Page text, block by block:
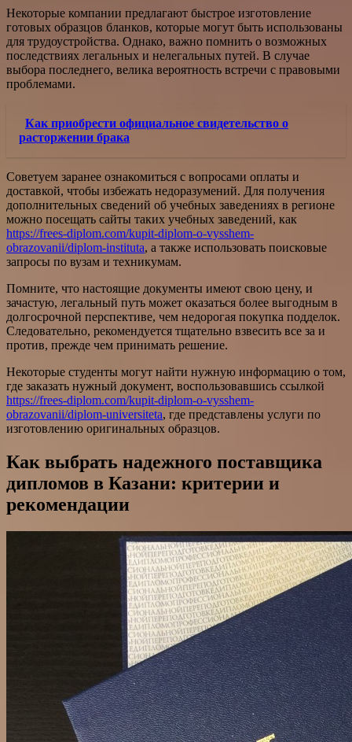
Некоторые компании предлагают быстрое изготовление
готовых образцов бланков, которые могут быть использованы
для трудоустройства. Однако, важно помнить о возможных
последствиях легальных и нелегальных путей. В случае
выбора последнего, велика вероятность встречи с правовыми
проблемами.
Как приобрести официальное свидетельство о
расторжении брака
Советуем заранее ознакомиться с вопросами оплаты и
доставкой, чтобы избежать недоразумений. Для получения
дополнительных сведений об учебных заведениях в регионе
можно посещать сайты таких учебных заведений, как
https://frees-diplom.com/kupit-diplom-o-vysshem-
obrazovanii/diplom-instituta, а также использовать поисковые
запросы по вузам и техникумам.
Помните, что настоящие документы имеют свою цену, и
зачастую, легальный путь может оказаться более выгодным в
долгосрочной перспективе, чем недорогая покупка подделок.
Следовательно, рекомендуется тщательно взвесить все за и
против, прежде чем принимать решение.
Некоторые студенты могут найти нужную информацию о том,
где заказать нужный документ, воспользовавшись ссылкой
https://frees-diplom.com/kupit-diplom-o-vysshem-
obrazovanii/diplom-universiteta, где представлены услуги по
изготовлению оригинальных образцов.
Как выбрать надежного поставщика
дипломов в Казани: критерии и
рекомендации